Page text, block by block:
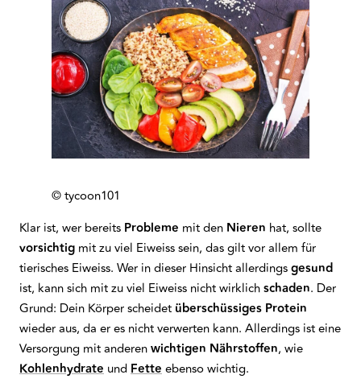
© tycoon101
Klar ist, wer bereits Probleme mit den Nieren hat, sollte
vorsichtig mit zu viel Eiweiss sein, das gilt vor allem für
tierisches Eiweiss. Wer in dieser Hinsicht allerdingsgesund
ist, kann sich mit zu viel Eiweiss nicht wirklichschaden. Der
Grund: Dein Körper scheidet überschüssiges Protein
wieder aus, da er es nicht verwerten kann. Allerdings ist eine
Versorgung mit anderenwichtigen Nährstoffen, wie
Kohlenhydrate undFetteebenso wichtig.